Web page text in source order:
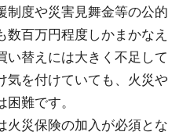
制度や災害見舞金等の公的
百万円程度しかまかなえ
い替えには大きく不足して
気を付けていても、火災や
難です。
火災保険の加入が必須とな